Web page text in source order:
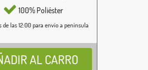
100% Poliéster
las 12:00 para envío a península